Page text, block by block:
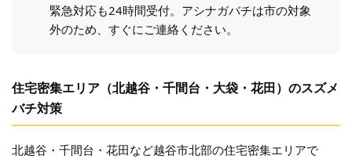
緊急対応も24時間受付。アシナガバチは市の対象
外のため、すぐにご連絡ください。
住宅密集エリア（北越谷・千間台・大袋・花田）のスズメ
バチ対策
北越谷・千間台・花田など越谷市北部の住宅密集エリアで